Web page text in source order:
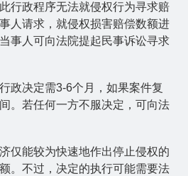
行政程序无法就侵权行为寻求赔
人请求，就侵权损害赔偿数额进
事人可向法院提起民事诉讼寻求
政决定需3-6个月，如果案件复
。若任何一方不服决定，可向法
仅能较为快速地作出停止侵权的
。不过，决定的执行可能需要法